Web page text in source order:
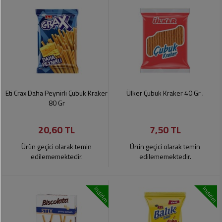
Eti Crax Daha Peynirli Çubuk Kraker
80 Gr
20,60 TL
Ürün geçici olarak temin
edilememektedir.
Ülker Çubuk Kraker 40 Gr .
7,50 TL
Ürün geçici olarak temin
edilememektedir.
indirim indirim